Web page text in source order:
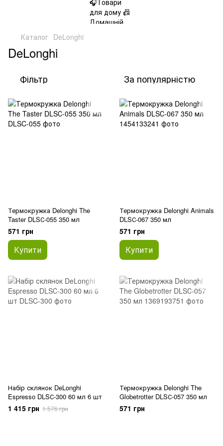
Каталог DeLonghi
DeLonghi
Фільтр За популярністю
Термокружка Delonghi The
Taster DLSС-055 350 мл
571 грн
Купити
Термокружка Delonghi Animals
DLSС-067 350 мл
571 грн
Купити
Набір склянок DeLonghi
Espresso DLSС-300 60 мл 6 шт
1 415 грн 1 576 грн
Термокружка Delonghi The
Globetrotter DLSС-057 350 мл
571 грн